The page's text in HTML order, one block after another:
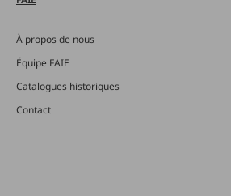
À propos de nous
Équipe FAIE
Catalogues historiques
Contact